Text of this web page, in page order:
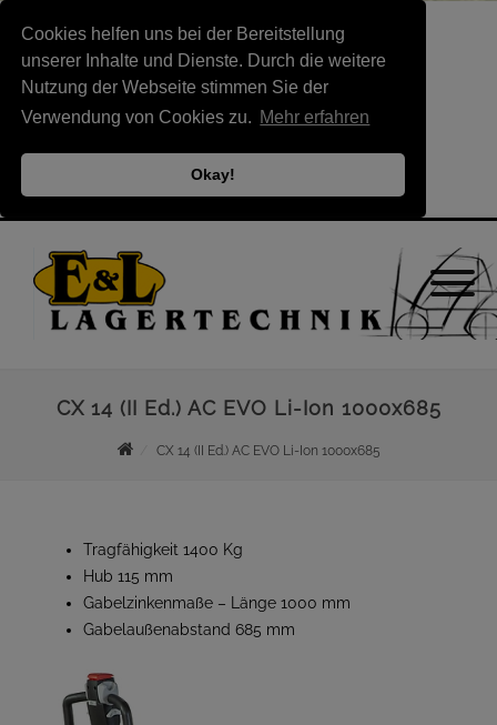
Cookies helfen uns bei der Bereitstellung
unserer Inhalte und Dienste. Durch die weitere
Nutzung der Webseite stimmen Sie der
Verwendung von Cookies zu. Mehr erfahren
Okay!
CX 14 (II Ed.) AC EVO Li-Ion 1000x685
CX 14 (II Ed.) AC EVO Li-Ion 1000x685
Tragfähigkeit 1400 Kg
Hub 115 mm
Gabelzinkenmaße – Länge 1000 mm
Gabelaußenabstand 685 mm